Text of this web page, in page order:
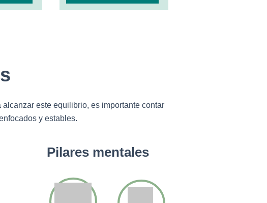
este equilibrio, es importante contar
y estables.
Pilares mentales